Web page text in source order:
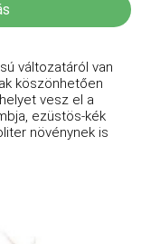
változatáról van
köszönhetően
vesz el a
ezüstös-kék
növénynek is